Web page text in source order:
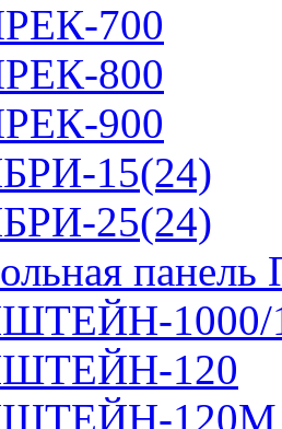
700
800
900
15(24)
25(24)
1000/
120
120М